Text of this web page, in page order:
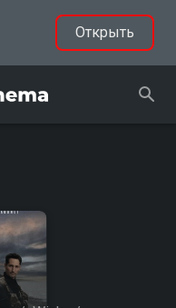
Открыть